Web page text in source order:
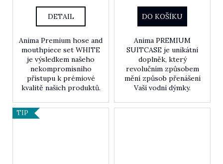
DETAIL
Anima Premium hose and
mouthpiece set WHITE
je výsledkem našeho
nekompromisního
přístupu k prémiové
kvalitě našich produktů.
DO KOŠÍKU
Anima PREMIUM
SUITCASE je unikátní
doplněk, který
revolučním způsobem
mění způsob přenášení
Vaší vodní dýmky.
TIP